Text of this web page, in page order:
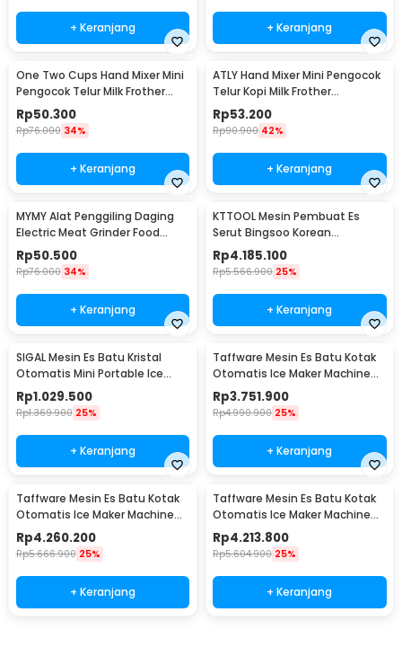
+ Keranjang + Keranjang
One Two Cups Hand Mixer Mini
Pengocok Telur Milk Frother
Double Layer - MFB1501A
Rp50.300
Rp76.000 34%
+ Keranjang
ATLY Hand Mixer Mini Pengocok
Telur Kopi Milk Frother
Handheld - HMW05
Rp53.200
Rp90.900 42%
+ Keranjang
MYMY Alat Penggiling Daging
Electric Meat Grinder Food
Processor 350ml - MY-01
Rp50.500
Rp76.000 34%
+ Keranjang
KTTOOL Mesin Pembuat Es
Serut Bingsoo Korean
Snowflake Ice Shaving - ZB-
XBJ60
Rp4.185.100
Rp5.566.900 25%
+ Keranjang
SIGAL Mesin Es Batu Kristal
Otomatis Mini Portable Ice
Maker 12kg 100W - YH-16
Rp1.029.500
Rp1.369.900 25%
+ Keranjang
Taffware Mesin Es Batu Kotak
Otomatis Ice Maker Machine
50kg 200W - HZB-55FAB
Rp3.751.900
Rp4.990.900 25%
+ Keranjang
Taffware Mesin Es Batu Kotak
Otomatis Ice Maker Machine
70kg 220W - HZB-60FAB
Rp4.260.200
Rp5.666.900 25%
+ Keranjang
Taffware Mesin Es Batu Kotak
Otomatis Ice Maker Machine
80kg 200W - HZB-70FAB
Rp4.213.800
Rp5.604.900 25%
+ Keranjang